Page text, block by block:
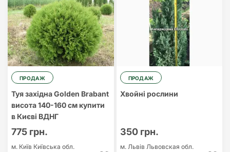
ПРОДАЖ
Туя західна Golden Brabant
висота 140-160 см купити
в Києві ВДНГ
775 грн.
м. Київ Київська обл.
ПРОДАЖ
Хвойні рослини
350 грн.
м. Львів Львовская обл.